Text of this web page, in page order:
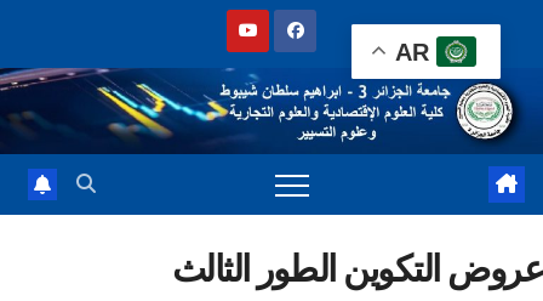
التكوين الطور الثالث
AR